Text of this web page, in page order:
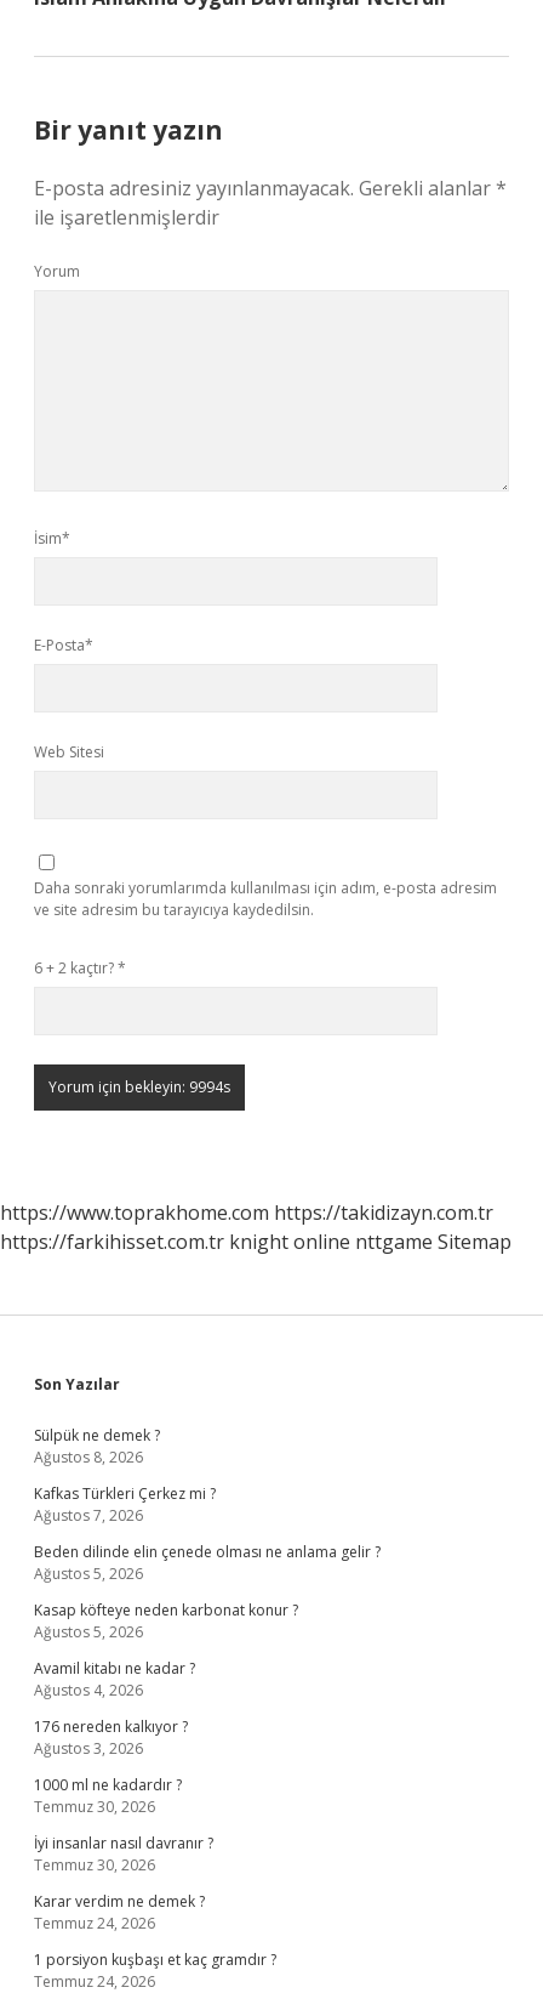
Bir yanıt yazın
E-posta adresiniz yayınlanmayacak. Gerekli alanlar*
ile işaretlenmişlerdir
Yorum
İsim*
E-Posta*
Web Sitesi
Daha sonraki yorumlarımda kullanılması için adım, e-posta adresim
ve site adresim bu tarayıcıya kaydedilsin.
6 + 2 kaçtır?*
https://www.toprakhome.com https://takidizayn.com.tr
https://farkihisset.com.tr knight online nttgame Sitemap
Sidebar
Son Yazılar
Sülpük ne demek ?
Ağustos 8, 2026
Kafkas Türkleri Çerkez mi ?
Ağustos 7, 2026
Beden dilinde elin çenede olması ne anlama gelir ?
Ağustos 5, 2026
Kasap köfteye neden karbonat konur ?
Ağustos 5, 2026
Avamil kitabı ne kadar ?
Ağustos 4, 2026
176 nereden kalkıyor ?
Ağustos 3, 2026
1000 ml ne kadardır ?
Temmuz 30, 2026
İyi insanlar nasıl davranır ?
Temmuz 30, 2026
Karar verdim ne demek ?
Temmuz 24, 2026
1 porsiyon kuşbaşı et kaç gramdır ?
Temmuz 24, 2026